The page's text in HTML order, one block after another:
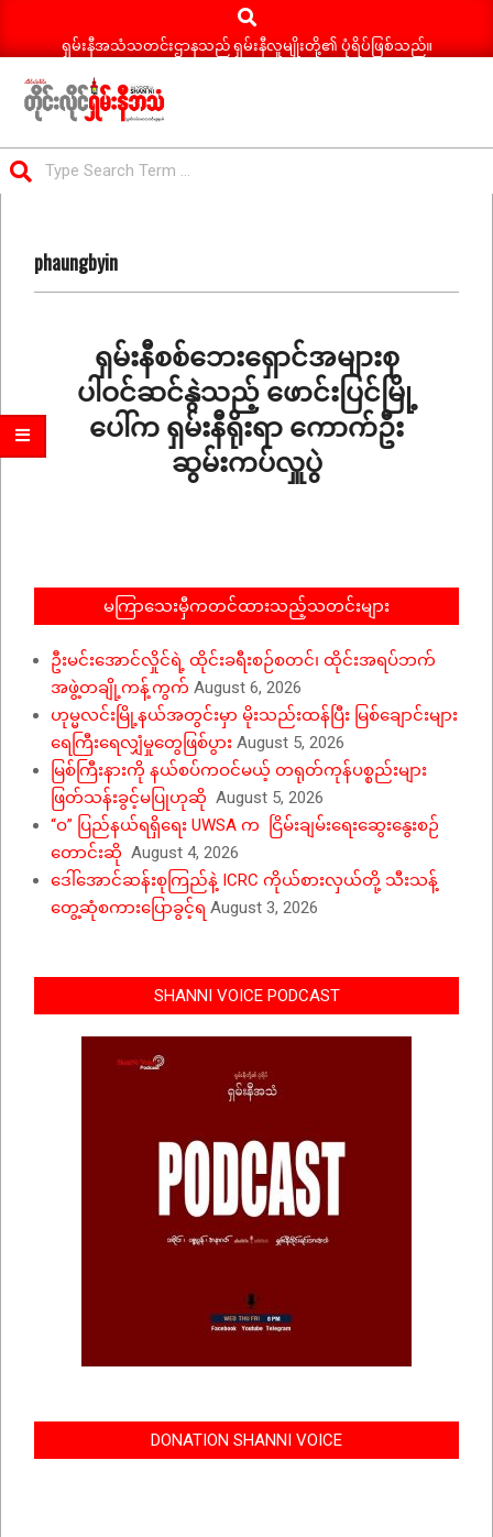
Search
ရှမ်းနီအသံသတင်းဌာနသည် ရှမ်းနီလူမျိုးတို့၏ ပုံရိပ်ဖြစ်သည်။
ရှမ်း
နီ
သတင်း
Menuphaungbyin
ရှမ်းနီစစ်ဘေးရှောင်အများစု
ပါဝင်ဆင်နွဲသည့် ဖောင်းပြင်မြို့
ပေါ်က ရှမ်းနီရိုးရာ ကောက်ဦး
ဆွမ်းကပ်လှူပွဲ
မကြာသေးမှီကတင်ထားသည့်သတင်းများ
ဦးမင်းအောင်လှိုင်ရဲ့ ထိုင်းခရီးစဉ်စတင်၊ ထိုင်းအရပ်ဘက်
အဖွဲ့တချို့ကန့်ကွက် August 6, 2026
ဟုမ္မလင်းမြို့နယ်အတွင်းမှာ မိုးသည်းထန်ပြီး မြစ်ချောင်းများ
ရေကြီးရေလျှံမှုတွေဖြစ်ပွား August 5, 2026
မြစ်ကြီးနားကို နယ်စပ်ကဝင်မယ့် တရုတ်ကုန်ပစ္စည်းများ
ဖြတ်သန်းခွင့်မပြုဟုဆို August 5, 2026
“ဝ” ပြည်နယ်ရရှိရေး UWSA က ငြိမ်းချမ်းရေးဆွေးနွေးစဉ်
တောင်းဆို August 4, 2026
ဒေါ်အောင်ဆန်းစုကြည်နဲ့ ICRC ကိုယ်စားလှယ်တို့ သီးသန့်
တွေ့ဆုံစကားပြောခွင့်ရ August 3, 2026
SHANNI VOICE PODCAST
DONATION SHANNI VOICE